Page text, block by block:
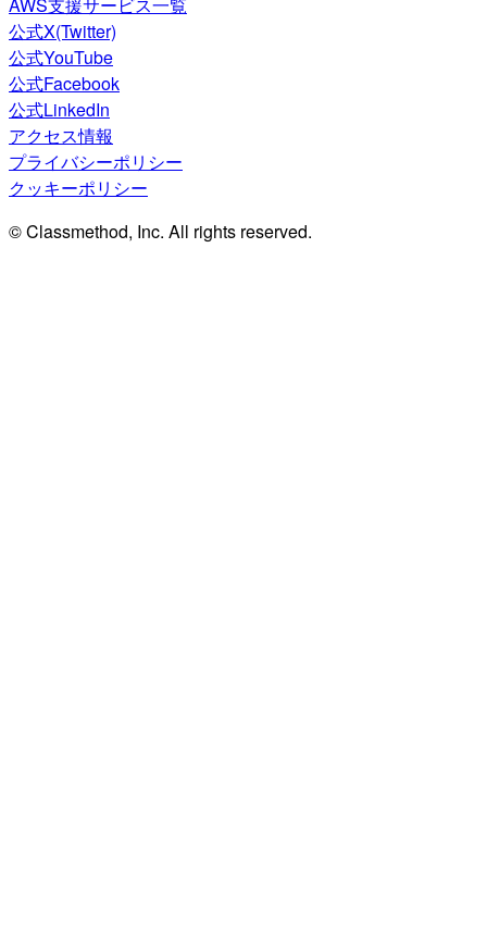
公式X(Twitter)
公式YouTube
公式Facebook
公式LinkedIn
アクセス情報
プライバシーポリシー
クッキーポリシー
© Classmethod, Inc. All rights reserved.